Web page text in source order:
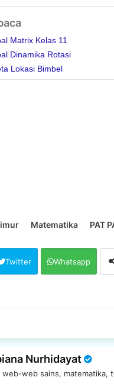
Matrix Kelas 11
Dinamika Rotasi
Lokasi Bimbel
Matematika PAT
Twitter Whatsapp
Nurhidayat
web-web sains, matematika,